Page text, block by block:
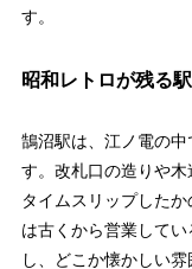
す。
昭和レトロが残る
鵠沼駅は、江ノ電の中
す。改札口の造りや木
タイムスリップした
は古くから営業して
し、どこか懐かしい雰